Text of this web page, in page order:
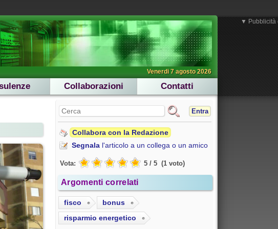
Venerdi 7 agosto 2026
Collaborazioni Contatti
Entra
Collabora con la Redazione
Segnala l'articolo a un collega o un amico
Vota: 5 / 5 (1 voto)
Argomenti correlati
fisco
bonus
risparmio energetico
▼ Pubblicità